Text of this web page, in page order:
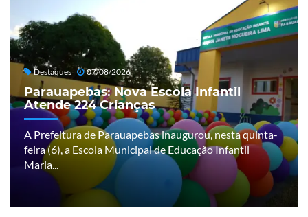
Destaques 07/08/2026
Parauapebas: Nova Escola Infantil
Atende 224 Crianças
A Prefeitura de Parauapebas inaugurou, nesta quinta-
feira (6), a Escola Municipal de Educação Infantil
Maria...